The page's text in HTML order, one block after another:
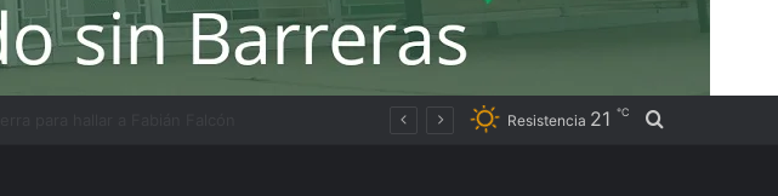
Resistencia 21 ℃ Buscar por